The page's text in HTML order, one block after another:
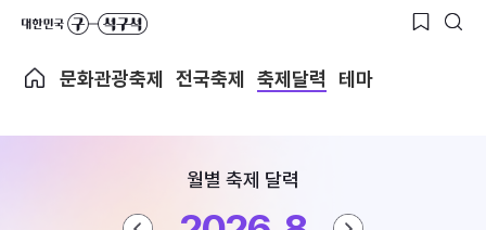
문화관광축제 전국축제 축제달력 테마
월별 축제 달력